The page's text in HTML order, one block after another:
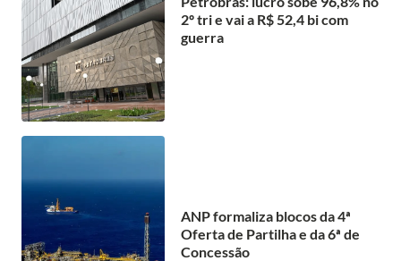
2º tri e vai a R$ 52,4 bi com
guerra
ANP formaliza blocos da 4ª
Oferta de Partilha e da 6ª de
Concessão